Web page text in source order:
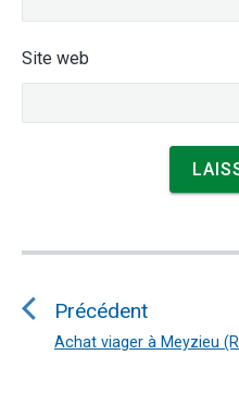
Site web
Navigation
l’article
Précédent
Article
Achat viager à Meyzieu